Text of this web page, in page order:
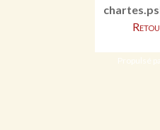
Propulsé